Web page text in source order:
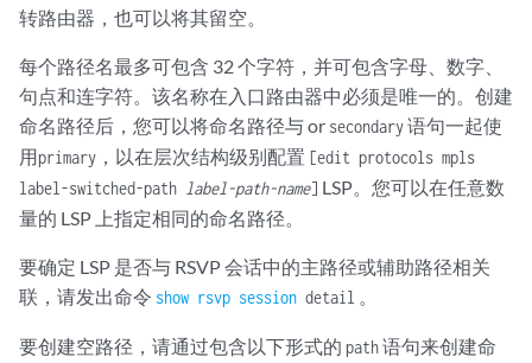
转路由器，也可以将其留空。
每个路径名最多可包含 32 个字符，并可包含字母、数字、
句点和连字符。该名称在入口路由器中必须是唯一的。创建
命名路径后，您可以将命名路径与 or secondary语句一起使
用primary ，以在层次结构级别配置 [edit protocols mpls
label-switched-path label-path-name] LSP。您可以在任意数
量的 LSP 上指定相同的命名路径。
要确定 LSP 是否与 RSVP 会话中的主路径或辅助路径相关
联，请发出命令 show rsvp session detail
要创建空路径，请通过包含以下形式的 path语句来创建命